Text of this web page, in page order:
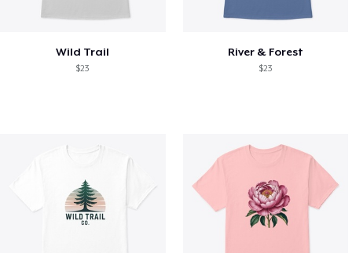
Wild Trail
$23
River & Forest
$23